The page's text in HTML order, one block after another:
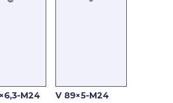
M24 V 89×5-M24